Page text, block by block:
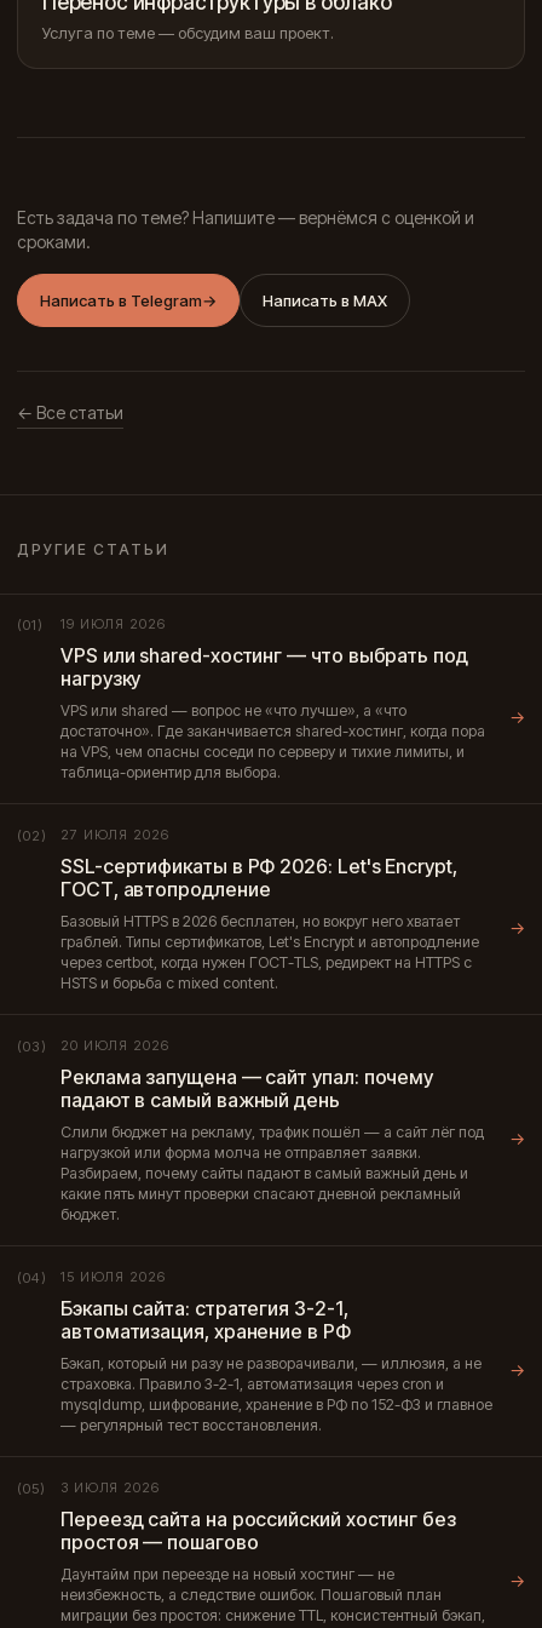
Услуга по теме — обсудим ваш проект.
Есть задача по теме? Напишите — вернёмся с оценкой и
сроками.
Написать в Telegram→ Написать в MAX
← Все статьи
ДРУГИЕ СТАТЬИ
(01) 19 ИЮЛЯ 2026
VPS или shared-хостинг — что выбрать под
нагрузку
VPS или shared — вопрос не «что лучше», а «что
достаточно». Где заканчивается shared-хостинг, когда пора
на VPS, чем опасны соседи по серверу и тихие лимиты, и
таблица-ориентир для выбора.
→
(02) 27 ИЮЛЯ 2026
SSL-сертификаты в РФ 2026: Let's Encrypt,
ГОСТ, автопродление
Базовый HTTPS в 2026 бесплатен, но вокруг него хватает
граблей. Типы сертификатов, Let's Encrypt и автопродление
через certbot, когда нужен ГОСТ-TLS, редирект на HTTPS с
HSTS и борьба с mixed content.
→
(03) 20 ИЮЛЯ 2026
Реклама запущена — сайт упал: почему
падают в самый важный день
Слили бюджет на рекламу, трафик пошёл — а сайт лёг под
нагрузкой или форма молча не отправляет заявки.
Разбираем, почему сайты падают в самый важный день и
какие пять минут проверки спасают дневной рекламный
бюджет.
→
(04) 15 ИЮЛЯ 2026
Бэкапы сайта: стратегия 3-2-1,
автоматизация, хранение в РФ
Бэкап, который ни разу не разворачивали, — иллюзия, а не
страховка. Правило 3-2-1, автоматизация через cron и
mysqldump, шифрование, хранение в РФ по 152-ФЗ и главное
— регулярный тест восстановления.
→
(05) 3 ИЮЛЯ 2026
Переезд сайта на российский хостинг без
простоя — пошагово
Даунтайм при переезде на новый хостинг — не
неизбежность, а следствие ошибок. Пошаговый план
миграции без простоя: снижение TTL, консистентный бэкап,
→